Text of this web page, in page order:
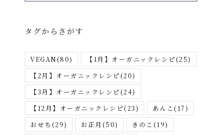
ー
ら
が
す
タグからさがす
VEGAN(80) 【1月】オーガニックレシピ(25)
【2月】オーガニックレシピ(20)
【3月】オーガニックレシピ(24)
【12月】オーガニックレシピ(23) あんこ(17)
おせち (29) お正月 (50) きのこ (19)